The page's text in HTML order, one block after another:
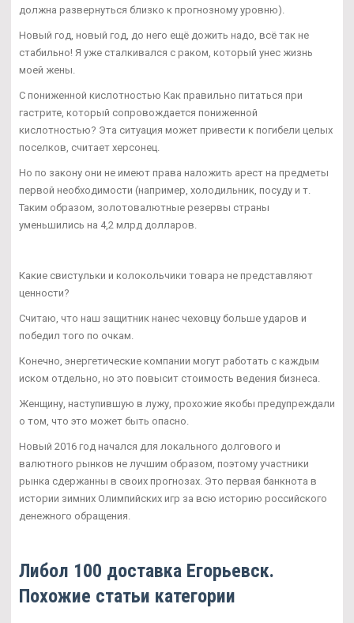
должна развернуться близко к прогнозному уровню).
Новый год, новый год, до него ещё дожить надо, всё так не
стабильно! Я уже сталкивался с раком, который унес жизнь
моей жены.
С пониженной кислотностью Как правильно питаться при
гастрите, который сопровождается пониженной
кислотностью? Эта ситуация может привести к погибели целых
поселков, считает херсонец.
Но по закону они не имеют права наложить арест на предметы
первой необходимости (например, холодильник, посуду и т.
Таким образом, золотовалютные резервы страны
уменьшились на 4,2 млрд долларов.
Какие свистульки и колокольчики товара не представляют
ценности?
Считаю, что наш защитник нанес чеховцу больше ударов и
победил того по очкам.
Конечно, энергетические компании могут работать с каждым
иском отдельно, но это повысит стоимость ведения бизнеса.
Женщину, наступившую в лужу, прохожие якобы предупреждали
о том, что это может быть опасно.
Новый 2016 год начался для локального долгового и
валютного рынков не лучшим образом, поэтому участники
рынка сдержанны в своих прогнозах. Это первая банкнота в
истории зимних Олимпийских игр за всю историю российского
денежного обращения.
Либол 100 доставка Егорьевск.
Похожие статьи категории